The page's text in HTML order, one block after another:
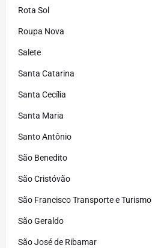
Rota Sol
Roupa Nova
Salete
Santa Catarina
Santa Cecília
Santa Maria
Santo Antônio
São Benedito
São Cristóvão
São Francisco Transporte e Turismo
São Geraldo
São José de Ribamar